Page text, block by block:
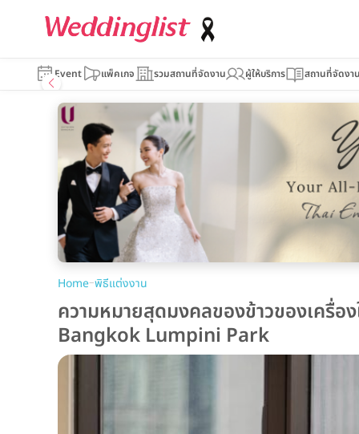
Event แพ็คเกจ รวมสถานที่จัดงาน ผู้ให้บริการ สถานที่จัดงา
Home–พิธีแต่งงาน
ความหมายสุดมงคลของข้าวของเครื่
Bangkok Lumpini Park